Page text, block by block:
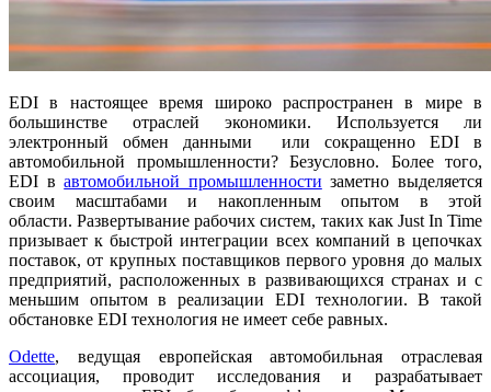
EDI в настоящее время широко распространен в мире в
большинстве отраслей экономики. Используется ли
электронный обмен данными или сокращенно EDI в
автомобильной промышленности? Безусловно. Более того,
EDI вавтомобильной промышленности заметно выделяется
своим масштабами и накопленным опытом в этой
области. Развертывание рабочих систем, таких как Just In Time
призывает к быстрой интеграции всех компаний в цепочках
поставок, от крупных поставщиков первого уровня до малых
предприятий, расположенных в развивающихся странах и с
меньшим опытом в реализации EDI технологии. В такой
обстановке EDI технология не имеет себе равных.
Odette, ведущая европейская автомобильная отраслевая
ассоциация, проводит исследования и разрабатывает